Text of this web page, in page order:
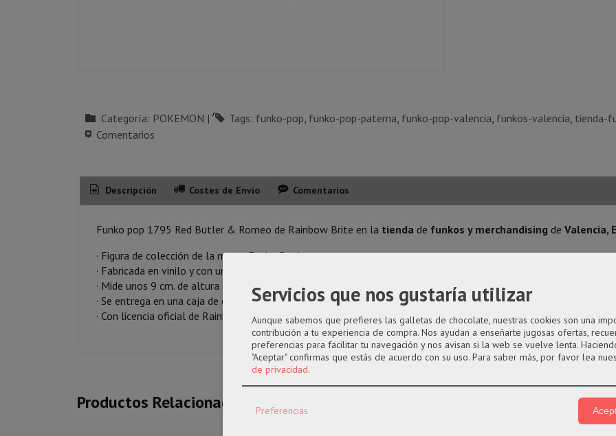
Categoría: POKEMON | Tags: funko-pop funko-pop-paterna funko-pop-valencia funkos-valencia tienda-
Comentarios
Descripción Costes de Envío Comentarios
Funko pop 1795 Red Butler & Romeo de Rainbow Brite en la tienda de funkos y merchandising deValencia,
· Figura de colección de la marca Funko Pop!
· Fabricada en vinilo y con una cabeza de tamaño desproporcionado como principal rasgo distintivo.
· Mide unos 9 cm. de altura aproximada.
· Se entrega en una caja de cartón y plástico rígido transparente.
· Con licencia oficial de Rainbow Brite
Productos Relacionados
Servicios que nos gustaría utilizar
Aunque sabemos que prefieres las galletas de chocolate, nuestras cookies son una
contribución a tu experiencia de compra. Nos ayudan a enseñarte jugosas ofertas,
preferencias para facilitar tu navegación y nos avisan si la web se vuelve lenta.
"Aceptar" confirmas que estás de acuerdo con su uso. Para saber más, por favor lea
de privacidad.
Preferencias